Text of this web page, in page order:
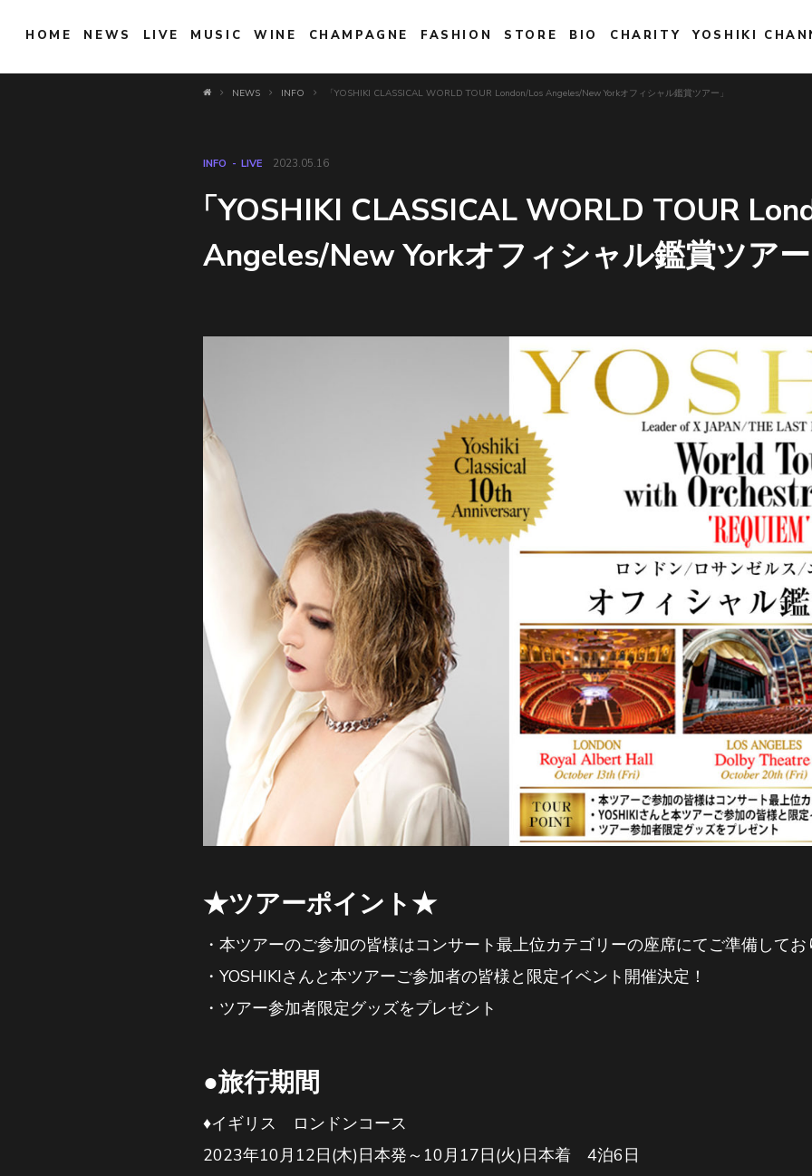
HOME NEWS LIVE MUSIC WINE CHAMPAGNE FASHION STORE BIO CHARITY YOSHIKI
NEWS INFO 「YOSHIKI CLASSICAL WORLD TOUR London/Los Angeles/New Yorkオフィシャル鑑賞ツアー」
INFO LIVE 2023.05.16
「YOSHIKI CLASSICAL WORLD TOUR
Angeles/New Yorkオフィシャル鑑賞ツア
★ツアーポイント★
・本ツアーのご参加の皆様はコンサート最上位カテゴリーの座席にてご準備して
・YOSHIKIさんと本ツアーご参加者の皆様と限定イベント開催決定！
・ツアー参加者限定グッズをプレゼント
●旅行期間
♦イギリス ロンドンコース
2023年10月12日(木)日本発～10月17日(火)日本着 4泊6日